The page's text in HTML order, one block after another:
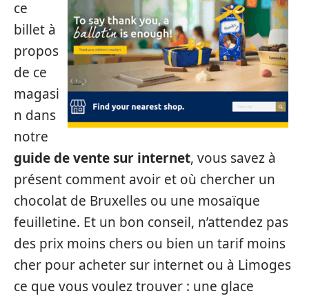
ce
billet à
propos
de ce
magasi
n dans
notre
guide de vente sur internet, vous savez à
présent comment avoir et où chercher un
chocolat de Bruxelles ou une mosaïque
feuilletine. Et un bon conseil, n’attendez pas
des prix moins chers ou bien un tarif moins
cher pour acheter sur internet ou à Limoges
ce que vous voulez trouver : une glace